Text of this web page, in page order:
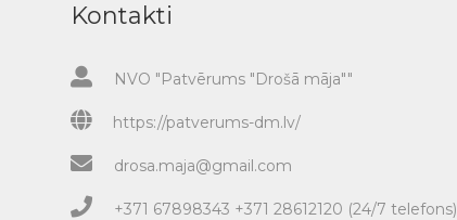
Kontakti
NVO "Patvērums "Drošā māja""
https://patverums-dm.lv/
drosa.maja@gmail.com
+371 67898343 +371 28612120 (24/7 telefons)